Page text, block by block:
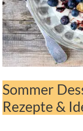
Sommer
Rezepte &